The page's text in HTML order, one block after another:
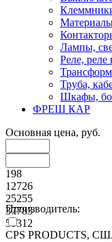
Лампы,
Реле, реле
Труба,
Шкафы,
ФРЕШ КАР
Основная цена, руб.
198
12726
25255
37783
50312
Производитель:
CPS PRODUCTS,